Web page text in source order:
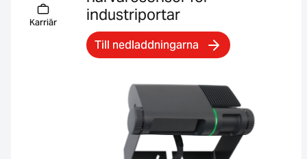
Karriär
industriportar
Till nedladdningarna